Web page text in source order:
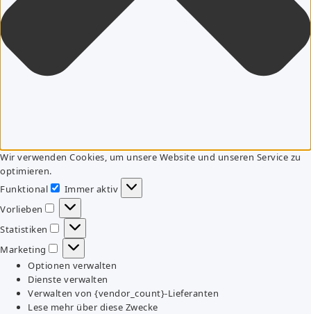
Wir verwenden Cookies, um unsere Website und unseren Service zu
optimieren.
Funktional
Funktional
Immer aktiv
Vorlieben
Vorlieben
Statistiken
Statistiken
Marketing
Marketing
Optionen verwalten
Dienste verwalten
Verwalten von {vendor_count}-Lieferanten
Lese mehr über diese Zwecke